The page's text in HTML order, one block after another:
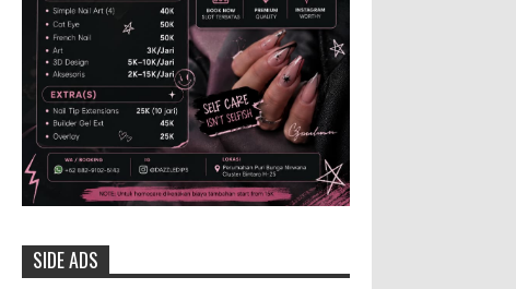
BLORA - Menteri Koordinator
Bidang Pangan RI Zulkifli Hasan menegaskan
bahwa Satuan Pelayanan Pemenuhan Gizi (SPPG)
pelaksana Program Makan ...
Generasi Kedua Pertahankan Grup
Keroncong Agar Tetap Eksis
Grup Keroncong Setia Kawan dari
panggung JFC Exhibition di Alun-Alun Jember
beberapa waktu lalu. MEMOPOS.co.id, Jem...
SIDE ADS